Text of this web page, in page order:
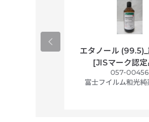
エタノール
[JISマーク認
057-00456
富士フイルム和光純